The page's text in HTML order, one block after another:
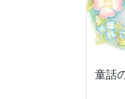
童話